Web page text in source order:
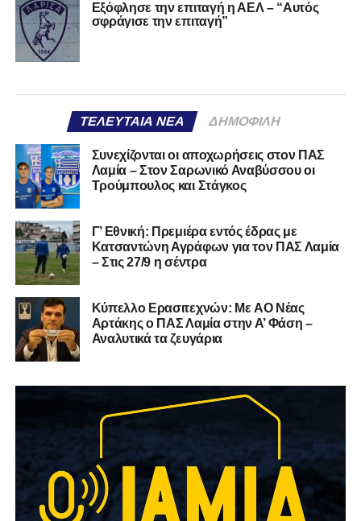
Εξόφλησε την επιταγή η ΑΕΛ – “Αυτός
σφράγισε την επιταγή”
ΤΕΛΕΥΤΑΊΑ ΝΈΑ ΔΗΜΟΦΙΛΉ
Συνεχίζονται οι αποχωρήσεις στον ΠΑΣ
Λαμία – Στον Σαρωνικό Αναβύσσου οι
Τρούμπουλος και Στάγκος
Γ’ Εθνική: Πρεμιέρα εντός έδρας με
Κατσαντώνη Αγράφων για τον ΠΑΣ Λαμία
– Στις 27/9 η σέντρα
Kύπελλο Ερασιτεχνών: Με AO Nέας
Αρτάκης ο ΠΑΣ Λαμία στην Α’ Φάση –
Αναλυτικά τα ζευγάρια